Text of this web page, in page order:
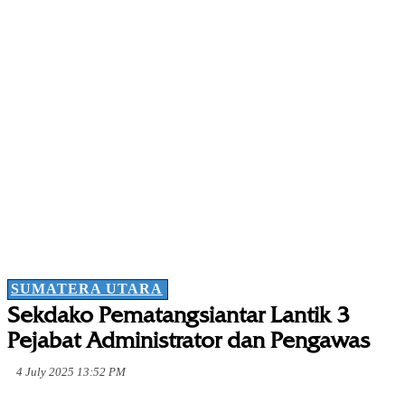
SUMATERA UTARA
Sekdako Pematangsiantar Lantik 3
Pejabat Administrator dan Pengawas
4 July 2025 13:52 PM